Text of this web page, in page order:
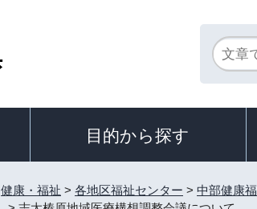
目的から探す
健康・福祉 > 各地区福祉センター > 中部健康